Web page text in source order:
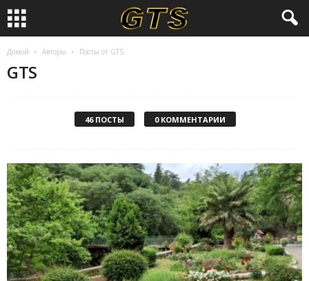
Домой Авторы Посты от GTS
GTS
46 ПОСТЫ 0 КОММЕНТАРИИ